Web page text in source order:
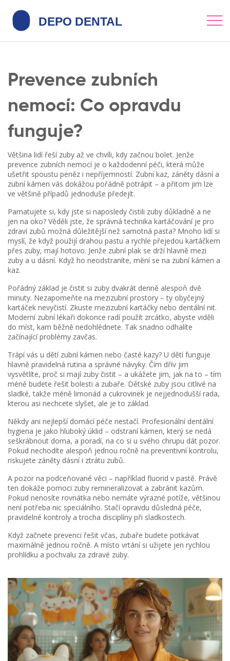
Prevence zubních
nemocí: Co opravdu
funguje?
Většina lidí řeší zuby až ve chvíli, kdy začnou bolet. Jenže
prevence zubních nemocí je o každodenní péči, která může
ušetřit spoustu peněz i nepříjemností. Zubní kaz, záněty dásní a
zubní kámen vás dokážou pořádně potrápit – a přitom jim lze
ve většině případů jednoduše předejít.
Pamatujete si, kdy jste si naposledy čistili zuby důkladně a ne
jen na oko? Věděli jste, že správná technika kartáčování je pro
zdraví zubů možná důležitější než samotná pasta? Mnoho lidí si
myslí, že když použijí drahou pastu a rychle přejedou kartáčkem
přes zuby, mají hotovo. Jenže zubní plak se drží hlavně mezi
zuby a u dásní. Když ho neodstraníte, mění se na zubní kámen a
kaz.
Pořádný základ je čistit si zuby dvakrát denně alespoň dvě
minuty. Nezapomeňte na mezizubní prostory – ty obyčejný
kartáček nevyčistí. Zkuste mezizubní kartáčky nebo dentální nit.
Moderní zubní lékaři dokonce radí použít zrcátko, abyste viděli
do míst, kam běžně nedohlédnete. Tak snadno odhalíte
začínající problémy zavčas.
Trápí vás u dětí zubní kámen nebo časté kazy? U dětí funguje
hlavně pravidelná rutina a správné návyky. Čím dřív jim
vysvětlíte, proč si mají zuby čistit – a ukážete jim, jak na to – tím
méně budete řešit bolesti a zubaře. Dětské zuby jsou citlivé na
sladké, takže méně limonád a cukrovinek je nejjednodušší rada,
kterou asi nechcete slyšet, ale je to základ.
Někdy ani nejlepší domácí péče nestačí. Profesionální dentální
hygiena je jako hluboký úklid – odstraní kámen, který se nedá
seškrábnout doma, a poradí, na co si u svého chrupu dát pozor.
Pokud nechodíte alespoň jednou ročně na preventivní kontrolu,
riskujete záněty dásní i ztrátu zubů.
A pozor na podceňované věci – například fluorid v pastě. Právě
ten dokáže pomoci zuby remineralizovat a zabránit kazům.
Pokud nenosíte rovnátka nebo nemáte výrazné potíže, většinou
není potřeba nic speciálního. Stačí opravdu důsledná péče,
pravidelné kontroly a trocha disciplíny při sladkostech.
Když začnete prevenci řešit včas, zubaře budete potkávat
maximálně jednou ročně. A místo vrtání si užijete jen rychlou
prohlídku a pochvalu za zdravé zuby.